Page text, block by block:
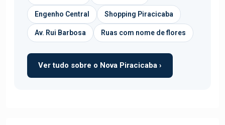
Engenho Central Shopping Piracicaba
Av. Rui Barbosa Ruas com nome de flores
Ver tudo sobre o Nova Piracicaba ›